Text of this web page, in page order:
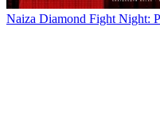
Naiza Diamond Fight Night: